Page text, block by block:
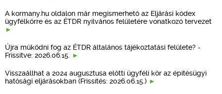
A kormany.hu oldalon már megismerhető az Eljárási kódex
ügyfélkörre és az ÉTDR nyilvános felületére vonatkozó tervezet
Újra működni fog az ÉTDR általános tájékoztatási felülete? -
Frissítve: 2026.06.15.
Visszaállhat a 2024 augusztusa előtti ügyféli kör az építésügyi
hatósági eljárásokban (Frissítés: 2026.06.15.)